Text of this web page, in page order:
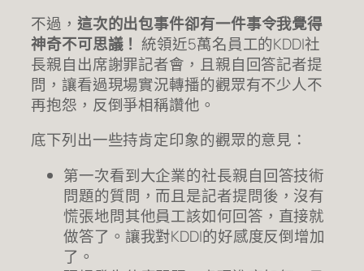
不過， 這次的出包事件卻有一件事令我覺得
神奇不可思議！ 統領近5萬名員工的KDDI社
長親自出席謝罪記者會，且親自回答記者提
問，讓看過現場實況轉播的觀眾有不少人不
再抱怨，反倒爭相稱讚他。
底下列出一些持肯定印象的觀眾的意見：
第一次看到大企業的社長親自回答技術
問題的質問，而且是記者提問後，沒有
慌張地問其他員工該如何回答，直接就
做答了。讓我對KDDI的好感度反倒增加
了。